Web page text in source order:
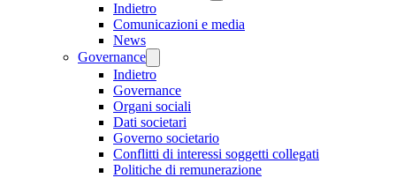
Indietro
Comunicazioni e media
News
Governance
Indietro
Governance
Organi sociali
Dati societari
Governo societario
Conflitti di interessi soggetti collegati
Politiche di remunerazione